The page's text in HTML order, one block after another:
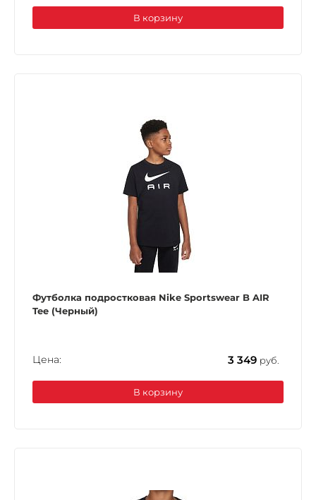
В корзину
Футболка подростковая Nike Sportswear B AIR
Tee (Черный)
Цена: 3 349 руб.
В корзину